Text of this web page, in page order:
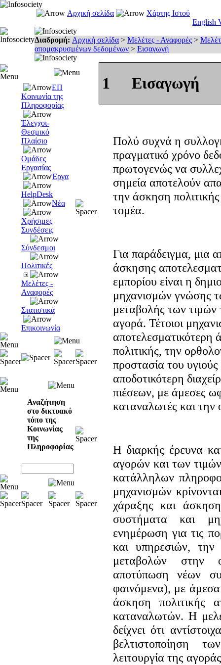
Αρχική σελίδα
Χάρτης Ιστού
English
Διαδρομή: Αρχική σελίδα > Μελέτες - Αναφορές >
απομακρυσμένων δεδομένων > Εισαγωγή
ΕΠ
Κοινωνία της
Πληροφορίας
Έλεγχοι-
Θεσμικό
Πλαίσιο
Ομάδες
Εργασίας
Έργα
HelpDesk
Νέα
Χρήσιμες
Συνδέσεις
Σύνδεσμοι
Πολιτικές
Μελέτες -
Αναφορές
Στατιστικά
Επικοινωνία
Αναζήτηση
στο δικτυακό
τόπο της
Κοινωνίας
της
Πληροφορίας
1 Εισαγωγή
Πολύ συχνά η
πραγματικό χρόνο
πρωτογενώς να
σημεία αποτελούν
την άσκηση
τομέα.
Για παράδειγμα, μια
άσκησης
εμπορίου είναι η
μηχανισμών γνώσης
μεταβολής των
αγορά. Τέτοιοι
αποτελεσματικότερη
πολιτικής, την
προστασία του
αποδοτικότερη
πιέσεων, με άμεσες
καταναλωτές και την
Η διαρκής έρευνα
αγορών και των
κατάλληλων
μηχανισμών
χάραξης και
συστήματα και
ενημέρωση για τις
και υπηρεσιών, την
μεταβολών στην
αποτύπωση νέων
φαινόμενα), με
άσκηση πολιτικής
καταναλωτών. Η
δείχνει ότι
βελτιστοποίηση
λειτουργία της